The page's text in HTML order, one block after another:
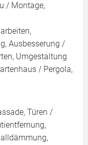
/ Montage,
Ausbesserung /
Umgestaltung
/ Pergola,
Türen /